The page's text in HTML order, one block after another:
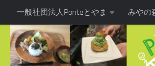
コンテンツへスキップ
一般社団法人Ponteとやま みやの
Ponteとやまブログ